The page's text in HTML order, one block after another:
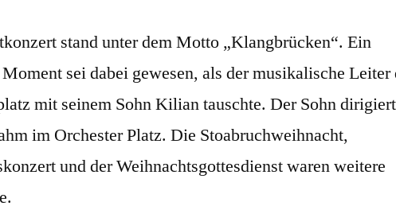
stand unter dem Motto „Klangbrücken“. Ein
sei dabei gewesen, als der musikalische Leiter
mit seinem Sohn Kilian tauschte. Der Sohn
im Orchester Platz. Die Stoabruchweihnacht,
und der Weihnachtsgottesdienst waren weitere